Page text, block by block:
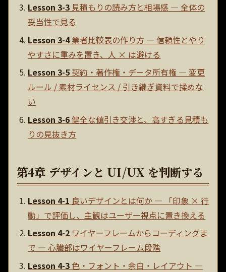
Lesson 3-3 見積もりの読み方と相場感 — 全体の
妥当性で見る
Lesson 3-4業者比較表の作り方 — 信頼性とやり
やすさに重みを置き、人 × は避ける
Lesson 3-5 契約・著作権・データ所有権 — 変更
ルール / 素材ライセンス / 引き継ぎ資料で揉めな
い
Lesson 3-6健全な値引き交渉と、高すぎる見積も
りの見抜き方
第4章 デザインと UI/UX を判断する
Lesson 4-1 良いデザインとは何か — 「印象 × 行
動」で評価し、主観はユーザー視点に置き換える
Lesson 4-2 ワイヤーフレームからコーディングま
で — 心臓部はワイヤーフレーム段階
Lesson 4-3色・フォント・余白・レイアウト —